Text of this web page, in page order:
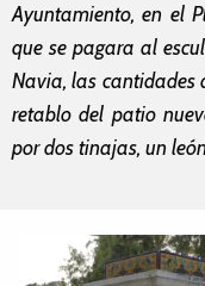
Ayuntamiento, en el
que se pagara al
Navia, las cantidades
retablo del patio
por dos tinajas, un